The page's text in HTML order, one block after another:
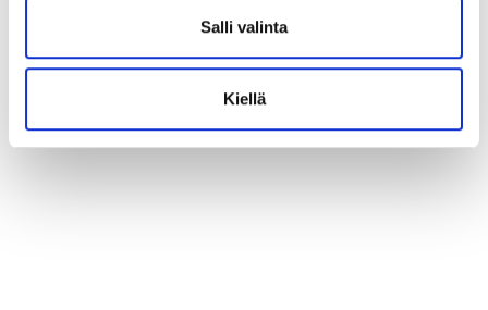
Salli valinta
Kiellä